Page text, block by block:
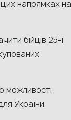
цих напрямках на
бійців 25-ї
можливості
України.